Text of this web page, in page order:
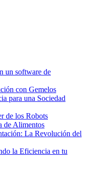
un software de
con Gemelos
para una Sociedad
de los Robots
de Alimentos
La Revolución del
la Eficiencia en tu